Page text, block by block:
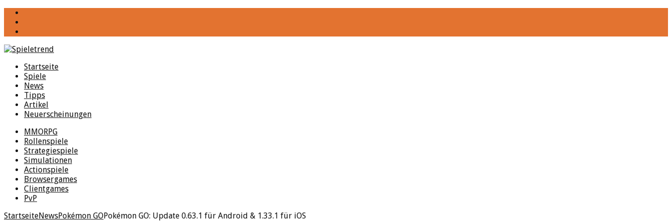
Startseite
Spiele
News
Tipps
Artikel
Neuerscheinungen
MMORPG
Rollenspiele
Strategiespiele
Simulationen
Actionspiele
Browsergames
Clientgames
PvP
StartseiteNewsPokémon GOPokémon GO: Update 0.63.1 für Android & 1.33.1 für iOS